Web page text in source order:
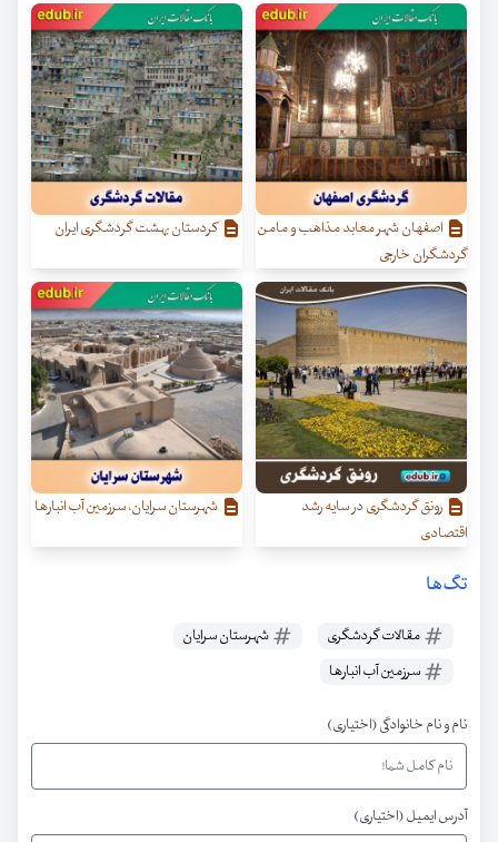
اصفهان شهر معابد مذاهب و مامن
گردشگران خارجی
کردستان بهشت گردشگری ایران
رونق گردشگری در سایه رشد
اقتصادی
شهرستان سرایان، سرزمین آب انبارها
تگ‌ها
مقالات گردشگری
شهرستان سرایان
سرزمین آب انبارها
نام و نام خانوادگی (اختیاری)
آدرس ایمیل (اختیاری)